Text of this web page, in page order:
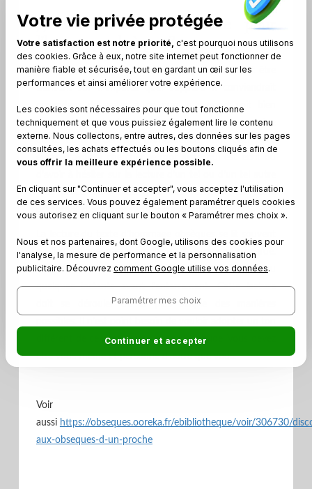
Où transcrire le texte pour
l’hommage obsèques?
Le texte pour rendre hommage à quelqu’un peut être
transcrit sur n’importe quel support. Il conviendrait
cependant de veiller à ce que le support soit bien
propre. Les mots doivent être écrits avec une certaine
clarté et une certaine transparence. Tout ceci pour
éviter d’avoir à chercher le mot juste qui est écrit ou
mot parce qu’il n’est pas bien clair. Il est donc
primordial d’éviter les ratures sur le support.
au lieu indiqué par la famille de la personne disparue.
C’est habituellement à l’église pendant la messe ou
quelques instants avant l’enterrement. Cette lecture
doit se dérouler de la plus simple des manières
différent de celui que vous avez d’habitude. Vous devez
être vous-même et personne d’autre que vous.
Voir
aussi https://obseques.ooreka.fr/ebibliotheque/voir/306730/
aux-obseques-d-un-proche
Votre vie privée protégée
Votre satisfaction est notre priorité, c'est pourquoi nous utilisons
des cookies. Grâce à eux, notre site internet peut fonctionner de
manière fiable et sécurisée, tout en gardant un œil sur les
performances et ainsi améliorer votre expérience.
Les cookies sont nécessaires pour que tout fonctionne
techniquement et que vous puissiez également lire le contenu
externe. Nous collectons, entre autres, des données sur les pages
consultées, les achats effectués ou les boutons cliqués afin de
vous offrir la meilleure expérience possible.
En cliquant sur "Continuer et accepter", vous acceptez l'utilisation
de ces services. Vous pouvez également paramétrer quels cookies
vous autorisez en cliquant sur le bouton « Paramétrer mes choix ».
Nous et nos partenaires, dont Google, utilisons des cookies pour
l'analyse, la mesure de performance et la personnalisation
publicitaire. Découvrez comment Google utilise vos données.
Paramétrer mes choix
Continuer et accepter